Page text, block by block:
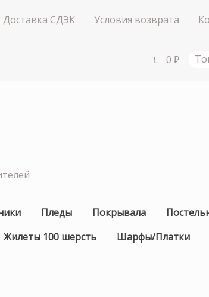
Доставка СДЭК Условия возврата
0 ₽
Пледы Покрывала
Жилеты 100 шерсть Шарфы/Платки